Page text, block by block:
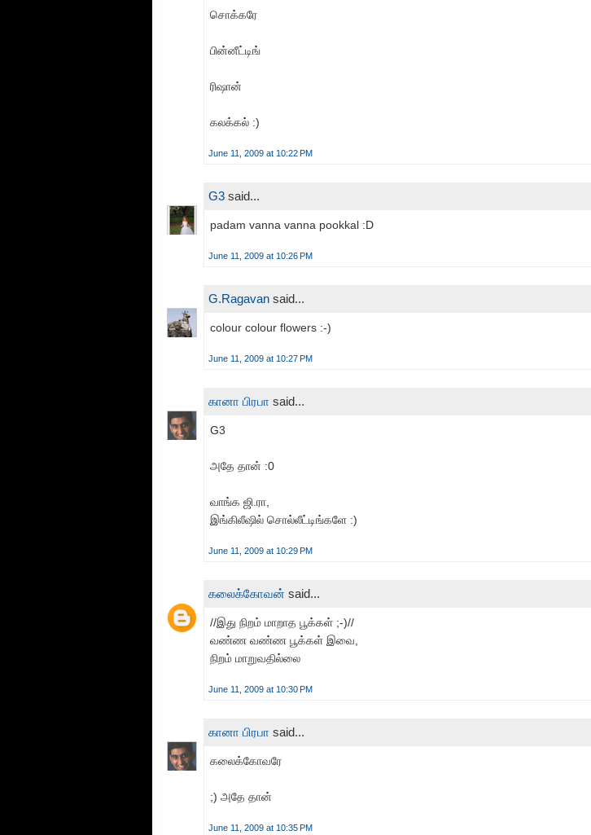
சொக்கரே
பின்னீட்டிங்
ரிஷான்
கலக்கல் :)
June 11, 2009 at 10:22 PM
G3 said...
padam vanna vanna pookkal :D
June 11, 2009 at 10:26 PM
G.Ragavan said...
colour colour flowers :-)
June 11, 2009 at 10:27 PM
கானா பிரபா said...
G3
அதே தான் :0
வாங்க ஜி.ரா,
இங்கிலீஷில் சொல்லீட்டிங்களே :)
June 11, 2009 at 10:29 PM
கலைக்கோவன் said...
//இது நிறம் மாறாத பூக்கள் ;-)//
வண்ண வண்ண பூக்கள் இவை,
நிறம் மாறுவதில்லை
June 11, 2009 at 10:30 PM
கானா பிரபா said...
கலைக்கோவரே
;) அதே தான்
June 11, 2009 at 10:35 PM